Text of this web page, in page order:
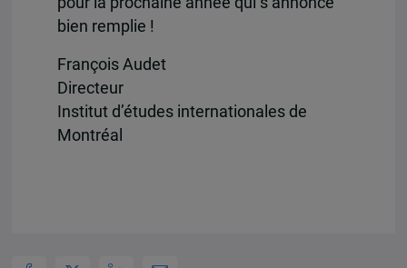
bien remplie !
François Audet
Directeur
Institut d’études internationales de
Montréal